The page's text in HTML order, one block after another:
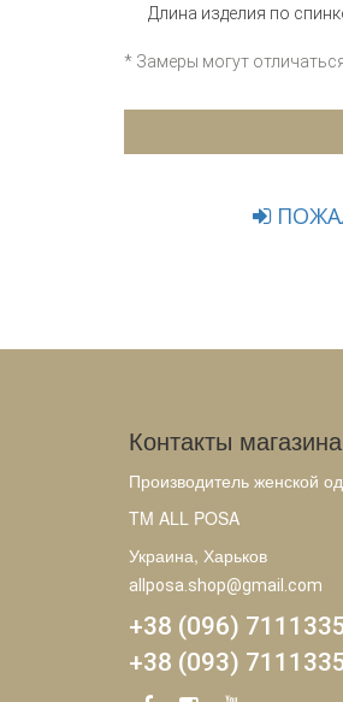
Длина изделия по
* Замеры могут
Контакты магазина
Производитель женской
TM ALL POSA
Украина, Харьков
allposa.shop@gmail.com
+38 (096)
+38 (093)